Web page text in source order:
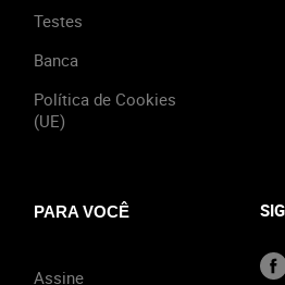
Testes
Banca
Política de Cookies
(UE)
PARA VOCÊ
Assine